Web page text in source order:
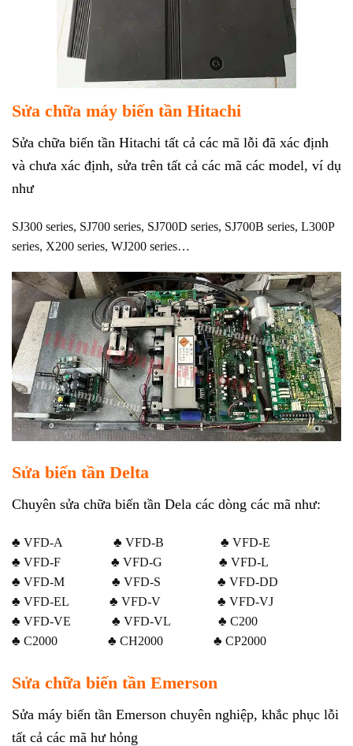
Sửa chữa máy biến tần Hitachi
Sửa chữa biến tần Hitachi tất cả các mã lỗi đã xác định
và chưa xác định, sửa trên tất cả các mã các model, ví dụ
như
SJ300 series, SJ700 series, SJ700D series, SJ700B series, L300P
series, X200 series, WJ200 series…
Sửa biến tần Delta
Chuyên sửa chữa biến tần Dela các dòng các mã như:
♣ VFD-A ♣ VFD-B ♣ VFD-E
♣ VFD-F ♣ VFD-G ♣ VFD-L
♣ VFD-M ♣ VFD-S ♣ VFD-DD
♣ VFD-EL ♣ VFD-V ♣ VFD-VJ
♣ VFD-VE ♣ VFD-VL ♣ C200
♣ C2000 ♣ CH2000 ♣ CP2000
Sửa chữa biến tần Emerson
Sửa máy biến tần Emerson chuyên nghiệp, khắc phục lỗi
tất cả các mã hư hỏng